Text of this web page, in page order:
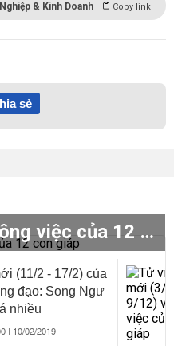
& Kinh Doanh Copy link
sẻ
Tử vi tuần mới về công việc của 12 con giáp
(11/2 - 17/2) của
đạo: Song Ngư
nhiều
| 10/02/2019